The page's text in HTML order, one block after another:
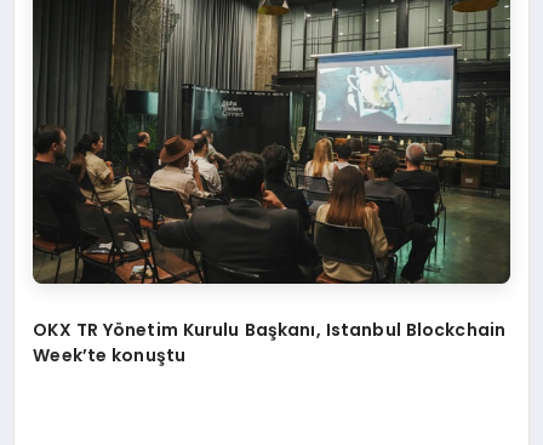
OKX TR Yönetim Kurulu Başkanı, Istanbul Blockchain
Week’te konuştu